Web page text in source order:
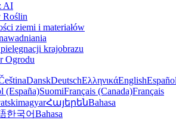
AI
Roślin
ziemi i materiałów
krajobrazu
Ogrodu
DanskDeutschΕλληνικάEnglish
(España)SuomiFrançais (Canada)Français
magyarՀայերենBahasa
한국어Bahasa